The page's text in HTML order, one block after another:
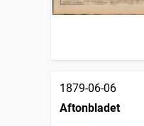
1879-06-06
Aftonbladet